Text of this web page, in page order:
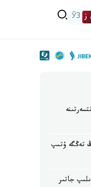
ز ЎЗ
15 كىتاپ وقىپ، 600 مىڭ تەڭگە ۇتىپ
جاتىر